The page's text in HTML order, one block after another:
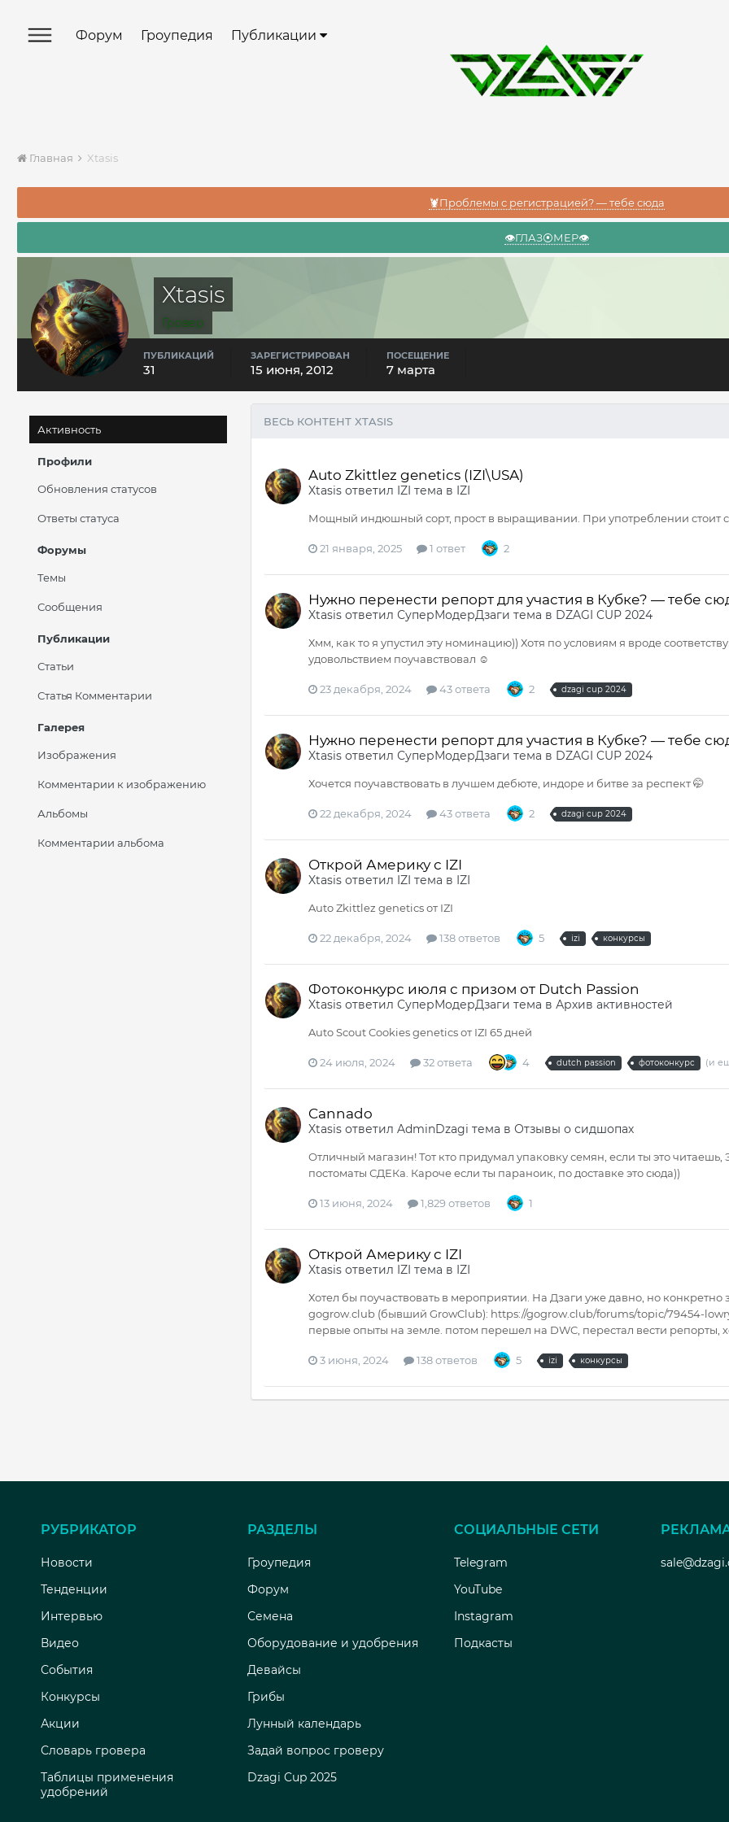
Форум Гроупедия Публикации
Главная Xtasis
🦞Проблемы с регистрацией? — тебе сюда
👁️ГЛАЗ⦿МЕР👁️
Xtasis
Гровер
ПУБЛИКАЦИЙ
31
ЗАРЕГИСТРИРОВАН
15 июня, 2012
ПОСЕЩЕНИЕ
7 марта
Активность
Профили
Обновления статусов
Ответы статуса
Форумы
Темы
Сообщения
Публикации
Статьи
Статья Комментарии
Галерея
Изображения
Комментарии к изображению
Альбомы
Комментарии альбома
ВЕСЬ КОНТЕНТ XTASIS
Auto Zkittlez genetics (IZI\USA)
Xtasisответил IZI тема в IZI
Мощный индюшный сорт, прост в выращивании. При употреблении стоит
21 января, 2025 1 ответ 2
Нужно перенести репорт для участия в Кубке? — тебе
Xtasisответил СуперМодерДзаги тема в DZAGI CUP 2024
Хмм, как то я упустил эту номинацию)) Хотя по условиям я вроде
удовольствием поучавствовал ☺️
23 декабря, 2024 43 ответа 2 dzagi cup 2024
Нужно перенести репорт для участия в Кубке? — тебе
Xtasisответил СуперМодерДзаги тема в DZAGI CUP 2024
Хочется поучавствовать в лучшем дебюте, индоре и битве за респект 🤭
22 декабря, 2024 43 ответа 2 dzagi cup 2024
Открой Америку с IZI
Xtasisответил IZI тема в IZI
Auto Zkittlez genetics от IZI
22 декабря, 2024 138 ответов 5 izi конкурсы
Фотоконкурс июля с призом от Dutch Passion
Xtasisответил СуперМодерДзаги тема в Архив активностей
Auto Scout Cookies genetics от IZI 65 дней
24 июля, 2024 32 ответа 4 dutch passion фотоконкурс (и
Cannado
Xtasisответил AdminDzagi тема в Отзывы о сидшопах
Отличный магазин! Тот кто придумал упаковку семян, если ты это
постоматы СДЕКа. Кароче если ты параноик, по доставке это сюда))
13 июня, 2024 1,829 ответов 1
Открой Америку с IZI
Xtasisответил IZI тема в IZI
Хотел бы поучаствовать в мероприятии. На Дзаги уже давно, но
gogrow.club (бывший GrowClub): https://gogrow.club/forums/topic/79454-
первые опыты на земле. потом перешел на DWC, перестал вести репорты,
3 июня, 2024 138 ответов 5 izi конкурсы
РУБРИКАТОР
Новости
Тенденции
Интервью
Видео
События
Конкурсы
Акции
Словарь гровера
Таблицы применения
удобрений
РАЗДЕЛЫ
Гроупедия
Форум
Семена
Оборудование и удобрения
Девайсы
Грибы
Лунный календарь
Задай вопрос гроверу
Dzagi Cup 2025
СОЦИАЛЬНЫЕ СЕТИ
Telegram
YouTube
Instagram
Подкасты